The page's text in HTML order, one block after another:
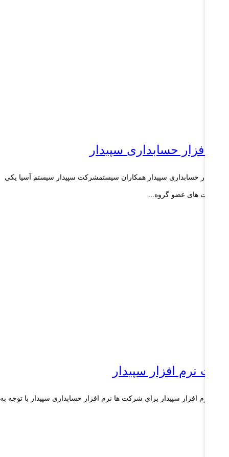
افزار حسابداری سپیدار
افزار حسابداری سپیدار همکاران سیستمشرکت سپیدار سیستم آسیا یکی
شرکت های عضو گروه...
نرم افزار سپیدار
نرم افزار سپیدار برای شرکت ها نرم افزار حسابداری سپیدار با توجه به